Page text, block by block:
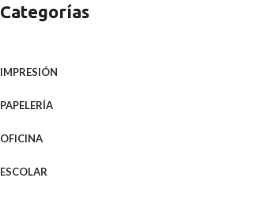
Categorías
IMPRESIÓN
PAPELERÍA
OFICINA
ESCOLAR